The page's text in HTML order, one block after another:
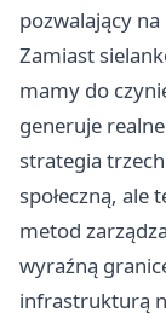
pozwalający
Zamiast
mamy do
generuje
strategia
społeczną, ale
metod
wyraźną
infrastrukturą